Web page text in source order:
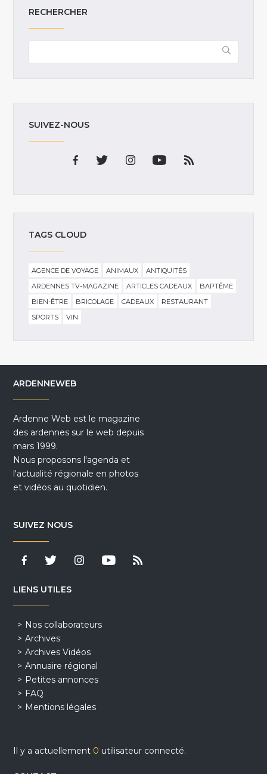
RECHERCHER
SUIVEZ-NOUS
TAGS CLOUD
AGENCE DE VOYAGE ANIMAUX
ANTIQUITÉS
ARDENNES TV-MAGAZINE
ARTICLES CADEAUX
BAPTÊME
BIEN-ÊTRE
BRICOLAGE CADEAUX
RESTAURANT
SPORTS
VIN
ARDENNEWEB
Ardenne Web est le magazine
des ardennes sur le web depuis
mars 1999.
Nous proposons l'agenda et
l'actualité régionale en photos
et vidéos au quotidien.
SUIVEZ NOUS
LIENS UTILES
Nos collaborateurs
Archives
Archives Vidéos
Annuaire régional
Petites annonces
FAQ
Mentions légales
Il y a actuellement 0 utilisateur connecté.